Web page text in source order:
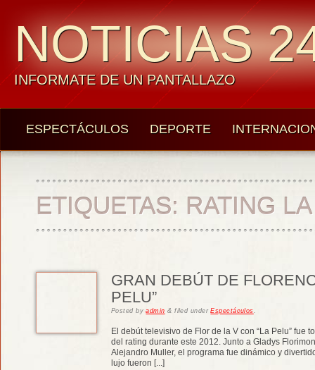
NOTICIAS
INFORMATE DE UN PANTALLAZO
ESPECTÁCULOS DEPORTE
ETIQUETAS: RATING
GRAN DEBÚT DE
PELU”
Postedbyadmin & filed underEspectáculos.
El debút televisivo de Flor de la V con “La Pelu” fue
del rating durante este 2012. Junto a Gladys
Alejandro Muller, el programa fue dinámico y
lujo fueron [...]